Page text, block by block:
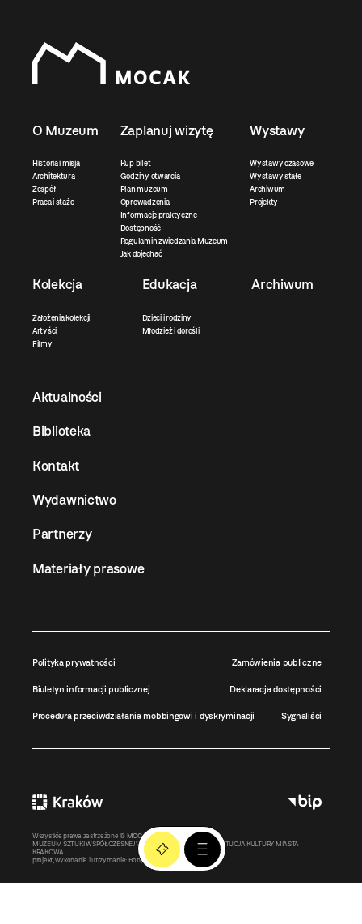
O Muzeum
Historia i misja
Architektura
Zespół
Praca i staże
Zaplanuj wizytę
Kup bilet
Godziny otwarcia
Plan muzeum
Oprowadzenia
Informacje praktyczne
Dostępność
Regulamin zwiedzania Muzeum
Jak dojechać
Wystawy
Wystawy czasowe
Wystawy stałe
Archiwum
Projekty
Kolekcja
Założenia kolekcji
Artyści
Filmy
Edukacja
Dzieci i rodziny
Młodzież i dorośli
Archiwum
Aktualności
Biblioteka
Kontakt
Wydawnictwo
Partnerzy
Materiały prasowe
Polityka prywatności Zamówienia publiczne
Biuletyn informacji publicznej Deklaracja dostępności
Procedura przeciwdziałania mobbingowi i dyskryminacji Sygnaliści
Wszystkie prawa zastrzeżone © MOCAK2011-2026
MUZEUM SZTUKI WSPÓŁCZESNEJ W KRAKOWIE MOCAK – INSTYTUCJA KULTURY MIASTA
KRAKOWA
projekt, wykonanie i utrzymanie: Bonjour.pl